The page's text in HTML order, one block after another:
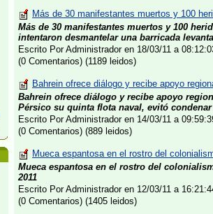
Más de 30 manifestantes muertos y 100
Más de 30 manifestantes muertos y 100
intentaron desmantelar una barricada
Escrito Por Administrador en 18/03/11 a
(0 Comentarios) (1189 leidos)
Bahrein ofrece diálogo y recibe apoyo
Bahrein ofrece diálogo y recibe apoyo
Pérsico su quinta flota naval, evitó
Escrito Por Administrador en 14/03/11 a
(0 Comentarios) (889 leidos)
Mueca espantosa en el rostro del
Mueca espantosa en el rostro del
2011
Escrito Por Administrador en 12/03/11 a
(0 Comentarios) (1405 leidos)